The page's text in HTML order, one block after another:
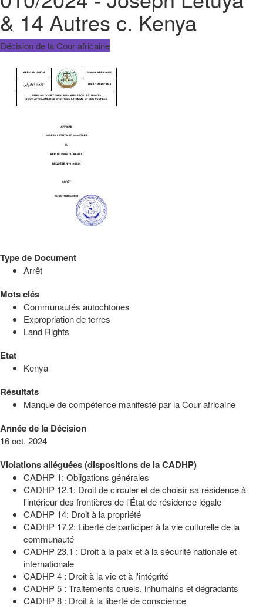
& 14 Autres c. Kenya
Décision de la Cour africaine
Type de Document
Arrêt
Mots clés
Communautés autochtones
Expropriation de terres
Land Rights
Etat
Kenya
Résultats
Manque de compétence manifesté par la Cour africaine
Année de la Décision
16 oct. 2024
Violations alléguées (dispositions de la CADHP)
CADHP 1: Obligations générales
CADHP 12.1: Droit de circuler et de choisir sa résidence à
l'intérieur des frontières de l'État de résidence légale
CADHP 14: Droit à la propriété
CADHP 17.2: Liberté de participer à la vie culturelle de la
communauté
CADHP 23.1 : Droit à la paix et à la sécurité nationale et
internationale
CADHP 4 : Droit à la vie et à l'intégrité
CADHP 5 : Traitements cruels, inhumains et dégradants
CADHP 8 : Droit à la liberté de conscience